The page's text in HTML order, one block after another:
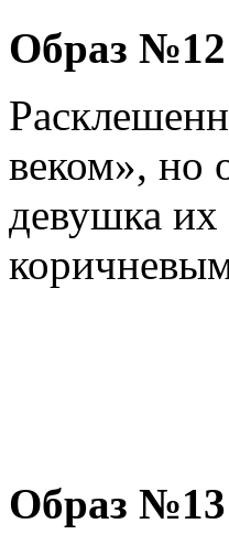
Образ №12
веком», но
девушка их
Образ №13